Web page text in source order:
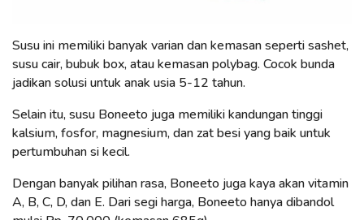
Susu ini memiliki banyak varian dan kemasan seperti sashet,
susu cair, bubuk box, atau kemasan polybag. Cocok bunda
jadikan solusi untuk anak usia 5-12 tahun.
Selain itu, susu Boneeto juga memiliki kandungan tinggi
kalsium, fosfor, magnesium, dan zat besi yang baik untuk
pertumbuhan si kecil.
Dengan banyak pilihan rasa, Boneeto juga kaya akan vitamin
A, B, C, D, dan E. Dari segi harga, Boneeto hanya dibandol